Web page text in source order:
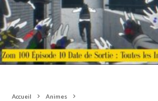
Accueil
Animes